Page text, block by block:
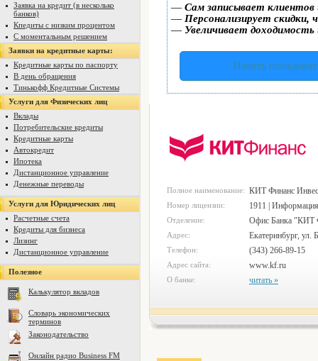
Заявка на кредит (в несколько
банков)
Кпедиты с низким процентом
С моментальным решением
Заявки на кредитные карты:
Кредитные карты по паспорту
В день обращения
Тинькофф Кредитные Системы
Услуги для Физических лиц
Вклады
Потребительские кредиты
Кредитные карты
Автокредит
Ипотека
Дистанционное управление
Денежные переводы
Услуги для Юридических лиц
Расчетные счета
Кредиты для бизнеса
Лизинг
Дистанционное управление
Полезное
Калькулятор вкладов
Словарь экономических
терминов
Законодательство
Онлайн радио Business FM
— Сам записывает
— Персонализирует скидки,
— Увеличивает
Начать
Полное наименование: КИТ Финанс
Номер лицензии: 1911 |
Отделение: Офис Банка "КИТ
Адрес: Екатеринбург, ул.
Телефон: (343) 266-89-15
Адрес сайта: www.kf.ru
О банке: читать »